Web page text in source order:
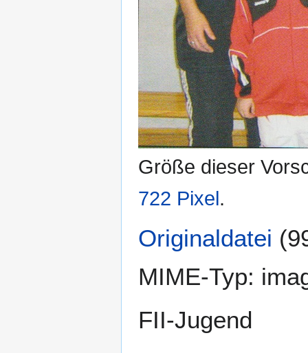
Größe dieser
722 Pixel.
Originaldatei
MIME-Typ:
FII-Jugend